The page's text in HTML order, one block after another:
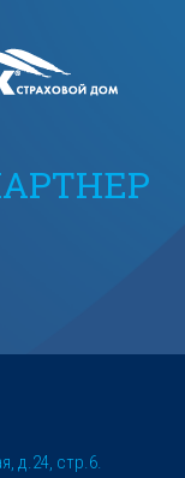
д.24, стр.6.